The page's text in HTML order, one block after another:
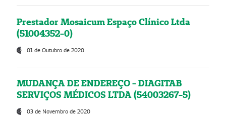
Prestador Mosaicum Espaço Clínico Ltda
(51004352-0)
01 de Outubro de 2020
MUDANÇA DE ENDEREÇO - DIAGITAB
SERVIÇOS MÉDICOS LTDA (54003267-5)
03 de Novembro de 2020